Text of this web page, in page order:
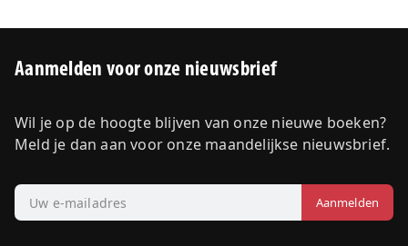
Aanmelden voor onze nieuwsbrief
Wil je op de hoogte blijven van onze nieuwe boeken?
Meld je dan aan voor onze maandelijkse nieuwsbrief.